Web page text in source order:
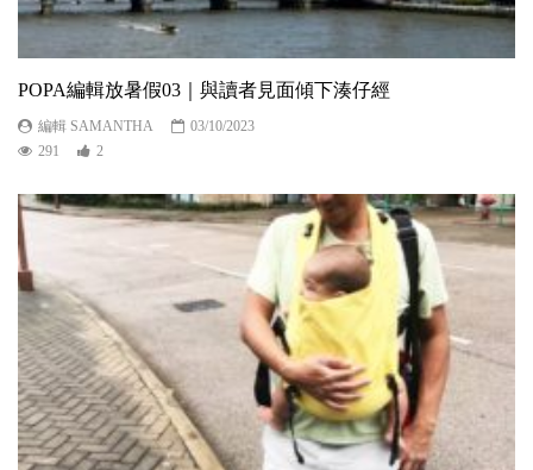
POPA編輯放暑假03｜與讀者見面傾下湊仔經
編輯 SAMANTHA
03/10/2023
291
2